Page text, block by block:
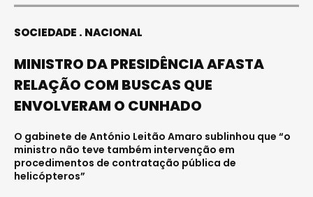
SOCIEDADE NACIONAL
MINISTRO DA PRESIDÊNCIA AFASTA
RELAÇÃO COM BUSCAS QUE
ENVOLVERAM O CUNHADO
O gabinete de António Leitão Amaro sublinhou que “o
ministro não teve também intervenção em
procedimentos de contratação pública de
helicópteros”